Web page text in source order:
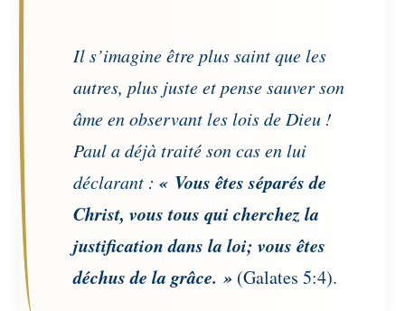
Il s’imagine être plus saint que les
autres, plus juste et pense sauver son
âme en observant les lois de Dieu !
Paul a déjà traité son cas en lui
déclarant :« Vous êtes séparés de
Christ, vous tous qui cherchez la
justification dans la loi; vous êtes
déchus de la grâce. » (Galates 5:4).